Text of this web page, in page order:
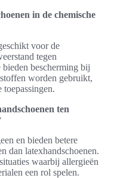
in de chemische
voor de
tegen
bescherming bij
worden gebruikt,
ten
en bieden betere
dan latexhandschoenen.
waarbij allergieën
een rol spelen.